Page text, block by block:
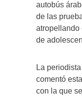
autobús
de las
atropellando
de
La
comentó
con la que